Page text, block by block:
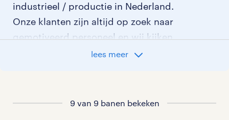
industrieel / productie in Nederland.
Onze klanten zijn altijd op zoek naar
gemotiveerd personeel en wij kijken
graag samen met je naar de organisatie
lees meer
9 van 9 banen bekeken